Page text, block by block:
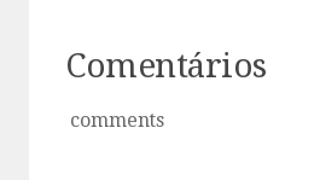
Comentários
comments